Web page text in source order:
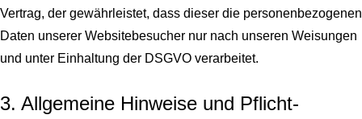
Vertrag, der gewährleistet, dass dieser die personenbezogenen
Daten unserer Websitebesucher nur nach unseren Weisungen
und unter Einhaltung der DSGVO verarbeitet.
3. Allgemeine Hinweise und Pflicht­